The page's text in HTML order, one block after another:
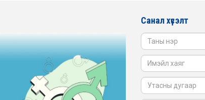
Санал хүсэлт